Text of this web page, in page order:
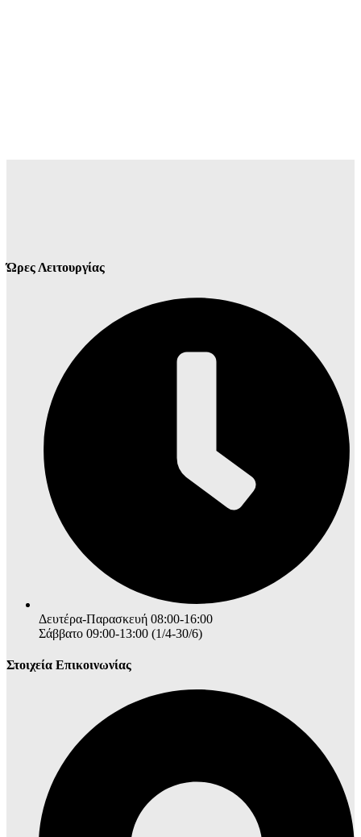
Ώρες Λειτουργίας
Δευτέρα-Παρασκευή 08:00-16:00
Σάββατο 09:00-13:00 (1/4-30/6)
Στοιχεία Επικοινωνίας